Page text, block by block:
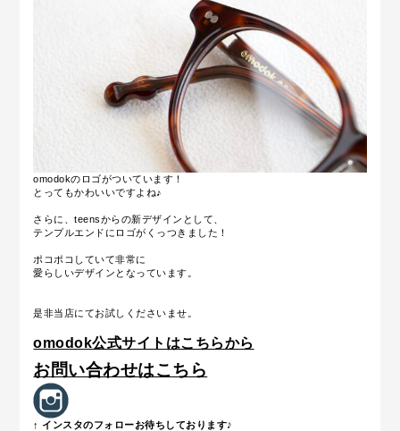
omodokのロゴがついています！
とってもかわいいですよね♪
さらに、teensからの新デザインとして、
テンプルエンドにロゴがくっつきました！
ポコポコしていて非常に
愛らしいデザインとなっています。
是非当店にてお試しくださいませ。
omodok公式サイトはこちらから
お問い合わせはこちら
↑ インスタのフォローお待ちしております♪